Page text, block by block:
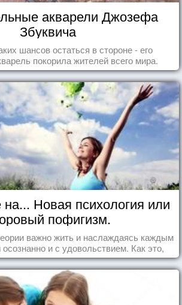
акварели Джозефа
Збуквича
шансов остаться в стороне - его
покорила жителей всего мира.
Новая психология или
пофигизм.
важно жить и наслаждаясь каждым
и с удовольствием. Как это,
на реальных примерах.